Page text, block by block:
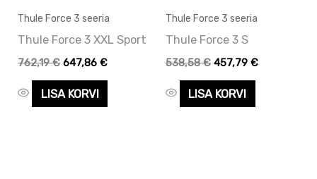
Thule Force 3 seeria
Thule Force 3 XXL Sport
762,19€ 647,86€
LISA KORVI
Thule Force 3 seeria
Thule Force 3 S
538,58€ 457,79 €
LISA KORVI